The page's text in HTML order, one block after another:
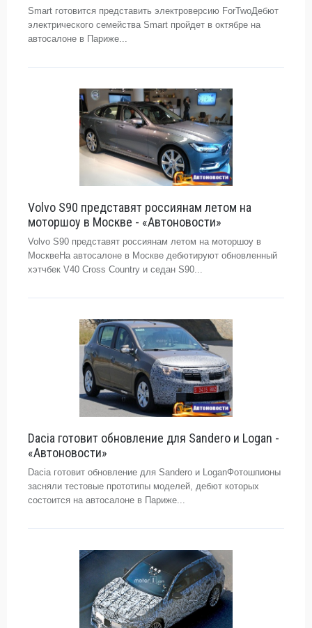
Smart готовится представить электроверсию ForTwoДебют
электрического семейства Smart пройдет в октябре на
автосалоне в Париже...
Volvo S90 представят россиянам летом на
моторшоу в Москве - «Автоновости»
Volvo S90 представят россиянам летом на моторшоу в
МосквеНа автосалоне в Москве дебютируют обновленный
хэтчбек V40 Cross Country и седан S90...
Dacia готовит обновление для Sandero и Logan -
«Автоновости»
Dacia готовит обновление для Sandero и LoganФотошпионы
засняли тестовые прототипы моделей, дебют которых
состоится на автосалоне в Париже...